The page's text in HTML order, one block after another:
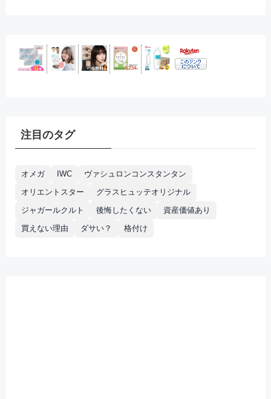
注目のタグ
オメガ IWC
ヴァシュロンコンスタンタン
オリエントスター
グラスヒュッテオリジナル
ジャガールクルト
後悔したくない
資産価値あり
買えない理由
ダサい？ 格付け